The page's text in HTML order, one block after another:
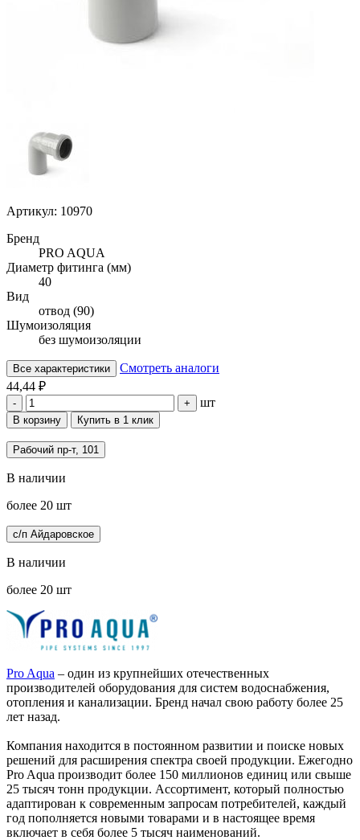
Артикул: 10970
Бренд
PRO AQUA
Диаметр фитинга (мм)
40
Вид
отвод (90)
Шумоизоляция
без шумоизоляции
Все характеристики
Смотреть аналоги
44,44 ₽
- + шт
В корзину Купить в 1 клик
Рабочий пр-т, 101
В наличии
более 20 шт
с/п Айдаровское
В наличии
более 20 шт
Pro Aqua – один из крупнейших отечественных
производителей оборудования для систем водоснабжения,
отопления и канализации. Бренд начал свою работу более 25
лет назад.
Компания находится в постоянном развитии и поиске новых
решений для расширения спектра своей продукции. Ежегодно
Pro Aqua производит более 150 миллионов единиц или свыше
25 тысяч тонн продукции. Ассортимент, который полностью
адаптирован к современным запросам потребителей, каждый
год пополняется новыми товарами и в настоящее время
включает в себя более 5 тысяч наименований.